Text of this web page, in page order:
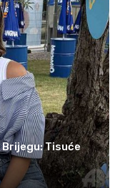
Tisuće